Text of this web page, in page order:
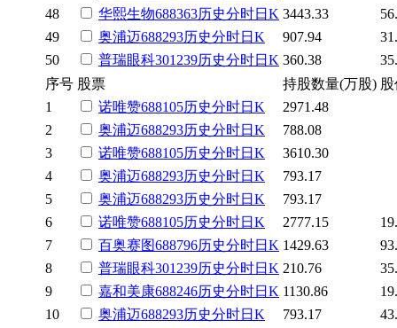
48
华熙生物688363历史分时日K 3443.33
49
奥浦迈688293历史分时日K 907.94
50
普瑞眼科301239历史分时日K 360.38
序号 股票 持股数量(万股)
1
诺唯赞688105历史分时日K
2971.48
2
奥浦迈688293历史分时日K
788.08
3
诺唯赞688105历史分时日K
3610.30
4
奥浦迈688293历史分时日K
793.17
5
奥浦迈688293历史分时日K
793.17
6
诺唯赞688105历史分时日K 2777.15
7
百奥赛图688796历史分时日K 1429.63
8
普瑞眼科301239历史分时日K 210.76
9
嘉和美康688246历史分时日K 1130.86
10
奥浦迈688293历史分时日K 793.17